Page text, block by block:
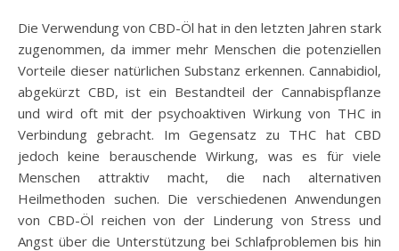
Die Verwendung von CBD-Öl hat in den letzten Jahren stark
zugenommen, da immer mehr Menschen die potenziellen
Vorteile dieser natürlichen Substanz erkennen. Cannabidiol,
abgekürzt CBD, ist ein Bestandteil der Cannabispflanze
und wird oft mit der psychoaktiven Wirkung von THC in
Verbindung gebracht. Im Gegensatz zu THC hat CBD
jedoch keine berauschende Wirkung, was es für viele
Menschen attraktiv macht, die nach alternativen
Heilmethoden suchen. Die verschiedenen Anwendungen
von CBD-Öl reichen von der Linderung von Stress und
Angst über die Unterstützung bei Schlafproblemen bis hin